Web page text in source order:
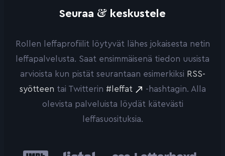
Seuraa & keskustele
Rollen leffaprofiilit löytyvät lähes jokaisesta netin
leffapalvelusta. Saat ensimmäisenä tiedon uusista
arvioista kun pistät seurantaan esimerkiksi RSS-
syötteen tai Twitterin #leffat
-hashtagin. Alla
olevista palveluista löydät kätevästi
leffasuosituksia.